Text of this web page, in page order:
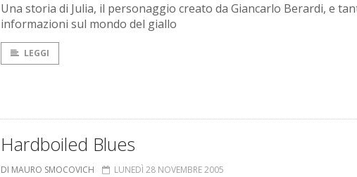
Una storia di Julia, il personaggio creato da Giancarlo Berardi, e
informazioni sul mondo del giallo
LEGGI
Hardboiled Blues
DI MAURO SMOCOVICH LUNEDÌ 28 NOVEMBRE 2005